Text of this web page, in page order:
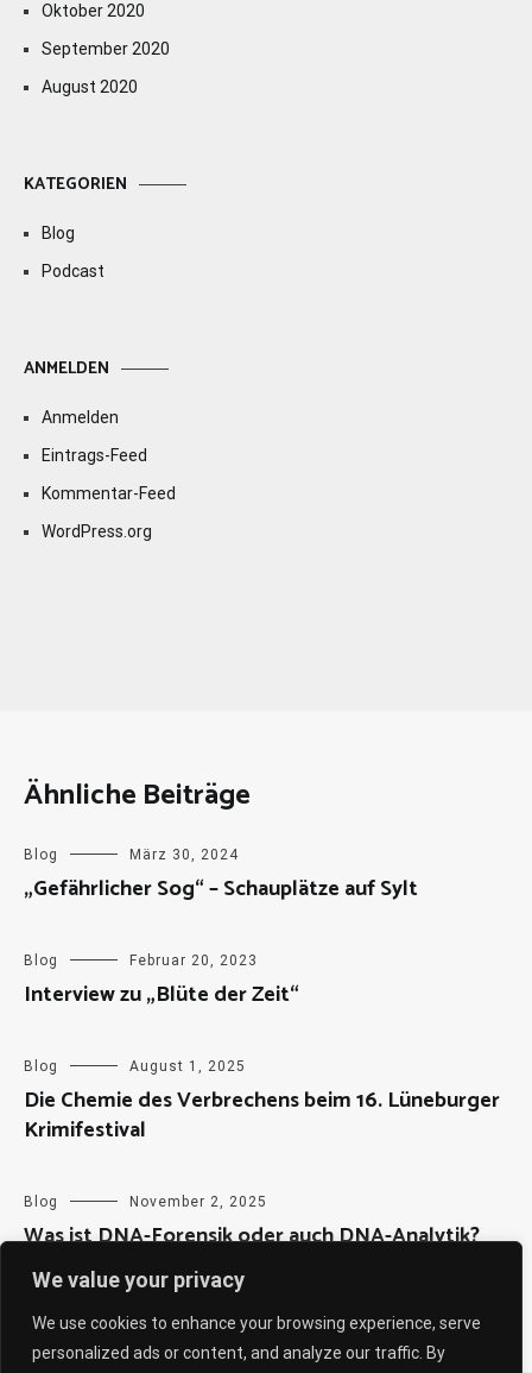
We value your privacy
We use cookies to enhance your browsing experience, serve
personalized ads or content, and analyze our traffic. By
Oktober 2020
September 2020
August 2020
KATEGORIEN
Blog
Podcast
ANMELDEN
Anmelden
Eintrags-Feed
Kommentar-Feed
WordPress.org
Ähnliche Beiträge
Blog März 30, 2024
„Gefährlicher Sog“ – Schauplätze auf Sylt
Blog Februar 20, 2023
Interview zu „Blüte der Zeit“
Blog August 1, 2025
Die Chemie des Verbrechens beim 16. Lüneburger
Krimifestival
Blog November 2, 2025
Was ist DNA-Forensik oder auch DNA-Analytik?